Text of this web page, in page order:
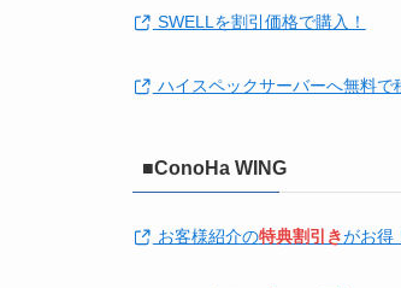
SWELLを割引価格で購入！
ハイスペックサーバーへ無料で
■ConoHa WING
お客様紹介の特典割引きがお得